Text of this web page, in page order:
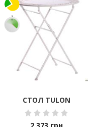
СТОЛ TULON